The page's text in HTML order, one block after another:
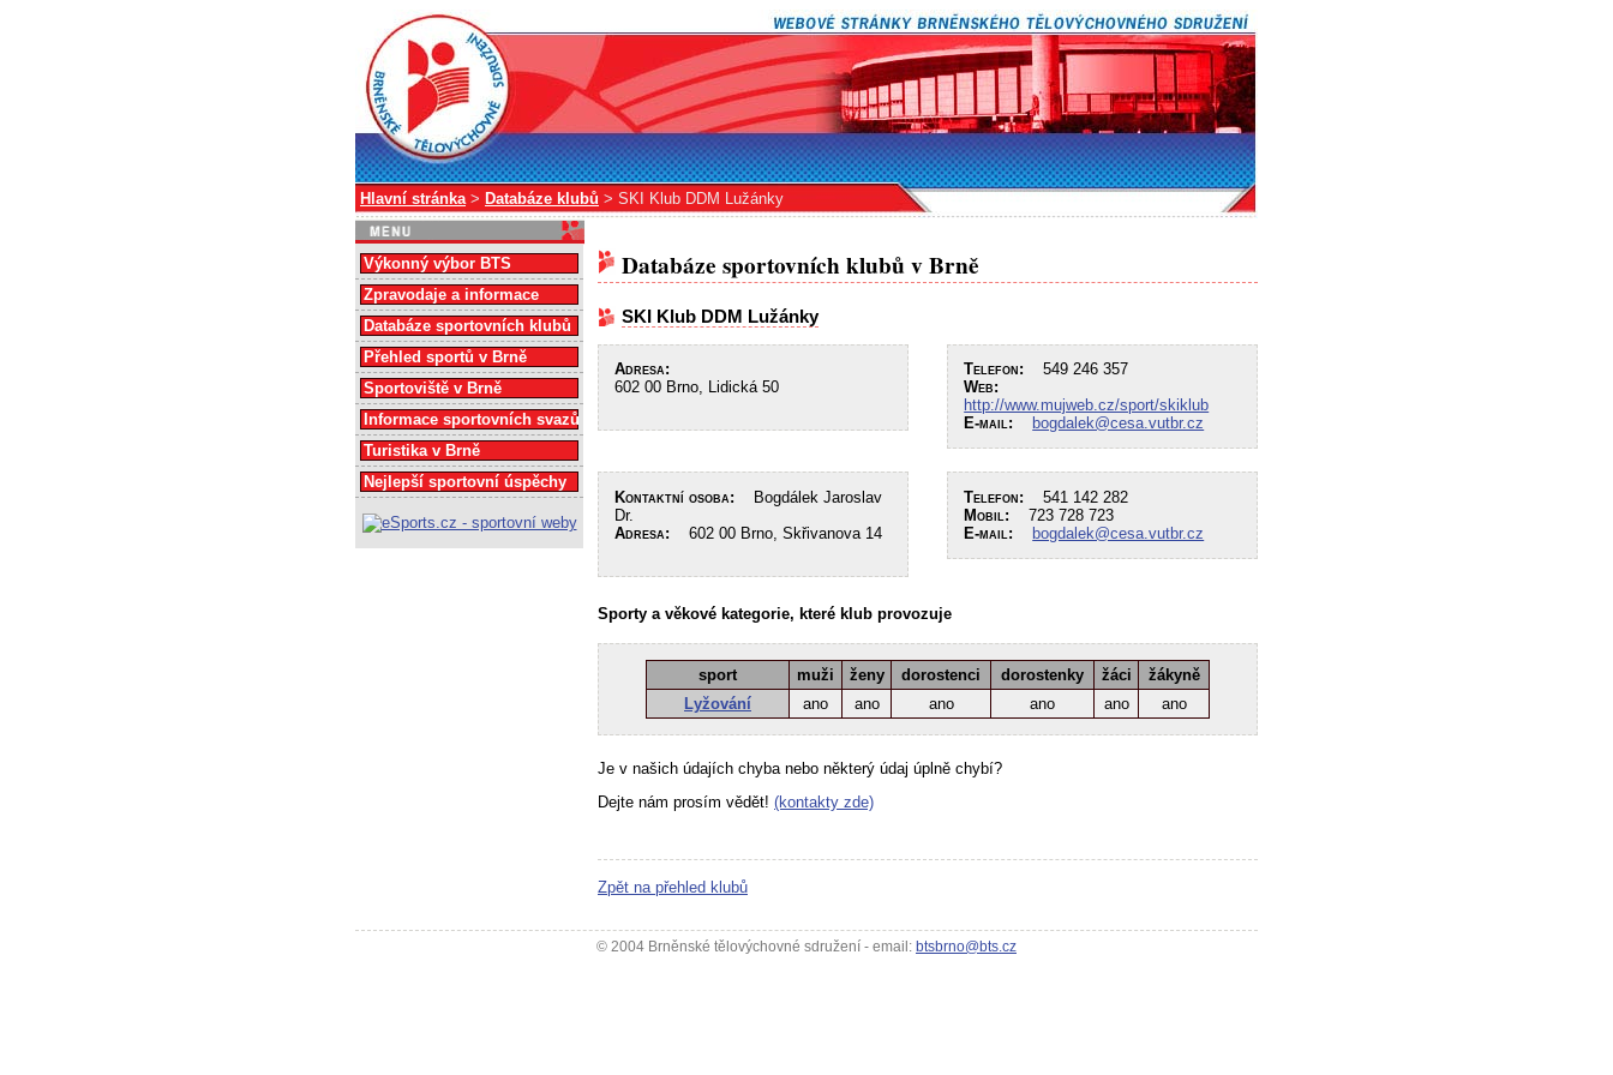
Hlavní stránka> Databáze klubů > SKI Klub DDM Lužánky
Databáze sportovních klubů v Brně
SKI Klub DDM Lužánky
Adresa:
602 00 Brno, Lidická 50
Telefon: 549 246 357
Web:
http://www.mujweb.cz/sport/skiklub
E-mail:
bogdalek@cesa.vutbr.cz
Kontaktní osoba: Bogdálek Jaroslav
Dr.
Adresa: 602 00 Brno, Skřivanova 14
Telefon: 541 142 282
Mobil: 723 728 723
E-mail:
bogdalek@cesa.vutbr.cz
Sporty a věkové kategorie, které klub provozuje
sport muži ženy dorostenci dorostenky žáci
žákyně
Lyžování
ano ano ano ano ano ano
Je v našich údajích chyba nebo některý údaj úplně chybí?
Dejte nám prosím vědět! (kontakty zde)
Zpět na přehled klubů
Výkonný výbor BTS
Zpravodaje a informace
Databáze sportovních klubů
Přehled sportů v Brně
Sportoviště v Brně
Informace sportovních svazů
Turistika v Brně
Nejlepší sportovní úspěchy
© 2004 Brněnské tělovýchovné sdružení - email: btsbrno@bts.cz